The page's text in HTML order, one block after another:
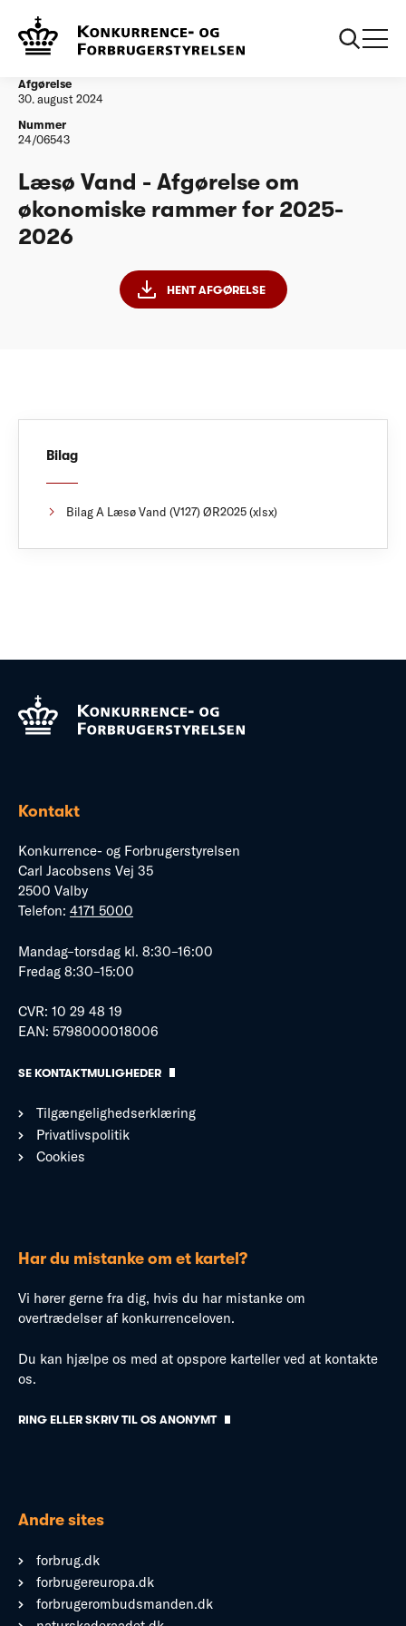
Vandtilsyn
for 2025-2026
Afgørelse
30. august 2024
Nummer
24/06543
Læsø Vand - Afgørelse om
økonomiske rammer for 2025-
2026
HENT AFGØRELSE
Bilag
Bilag A Læsø Vand (V127) ØR2025 (xlsx)
Kontakt
Konkurrence- og Forbrugerstyrelsen
Carl Jacobsens Vej 35
2500 Valby
Telefon: 4171 5000
Mandag–torsdag kl. 8:30–16:00
Fredag 8:30–15:00
CVR: 10 29 48 19
EAN: 5798000018006
SE KONTAKTMULIGHEDER
Tilgængelighedserklæring
Privatlivspolitik
Cookies
Har du mistanke om et kartel?
Vi hører gerne fra dig, hvis du har mistanke om
overtrædelser af konkurrenceloven.
Du kan hjælpe os med at opspore karteller ved at kontakte
os.
RING ELLER SKRIV TIL OS ANONYMT
Andre sites
forbrug.dk
forbrugereuropa.dk
forbrugerombudsmanden.dk